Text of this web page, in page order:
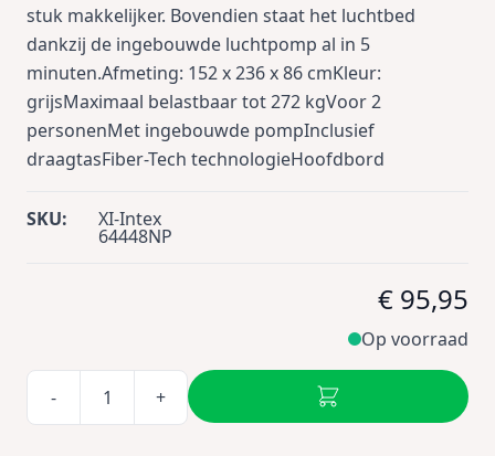
stuk makkelijker. Bovendien staat het luchtbed
dankzij de ingebouwde luchtpomp al in 5
minuten.Afmeting: 152 x 236 x 86 cmKleur:
grijsMaximaal belastbaar tot 272 kgVoor 2
personenMet ingebouwde pompInclusief
draagtasFiber-Tech technologieHoofdbord
SKU: XI-Intex
64448NP
€ 95,95
Op voorraad
- +